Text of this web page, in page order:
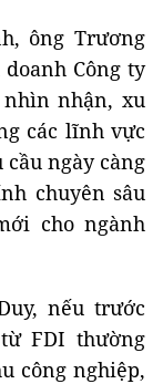
ông Trương
Công ty
nhìn nhận, xu
các lĩnh vực
cầu ngày càng
chuyên sâu
cho ngành
nếu trước
FDI thường
công nghiệp,